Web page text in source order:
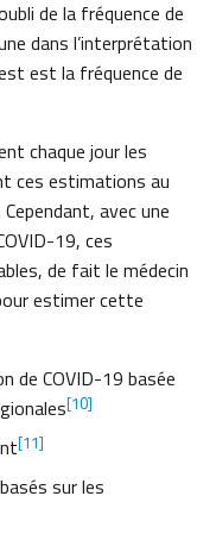
de la fréquence de
dans l’interprétation
est la fréquence de
chaque jour les
ces estimations au
avec une
19, ces
de fait le médecin
estimer cette
de COVID-19 basée
[10]
[11]
sur les